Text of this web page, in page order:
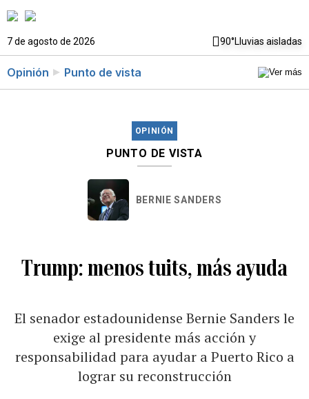
7 de agosto de 2026 90°Lluvias aisladas
Opinión Punto de vista
OPINIÓN
PUNTO DE VISTA
BERNIE SANDERS
Trump: menos tuits, más ayuda
El senador estadounidense Bernie Sanders le
exige al presidente más acción y
responsabilidad para ayudar a Puerto Rico a
lograr su reconstrucción